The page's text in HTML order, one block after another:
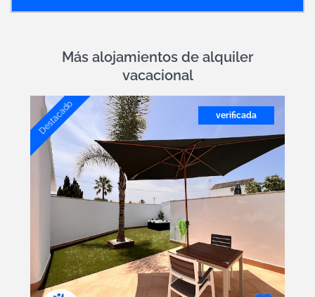
Más alojamientos de alquiler
vacacional
Destacado verificada